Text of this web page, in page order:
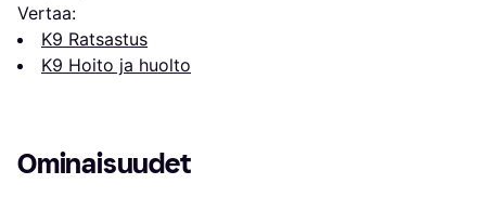
Vertaa:
K9 Ratsastus
K9 Hoito ja huolto
Ominaisuudet